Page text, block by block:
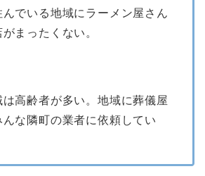
でいる地域にラーメン屋さん
まったくない。
高齢者が多い。地域に葬儀屋
な隣町の業者に依頼してい